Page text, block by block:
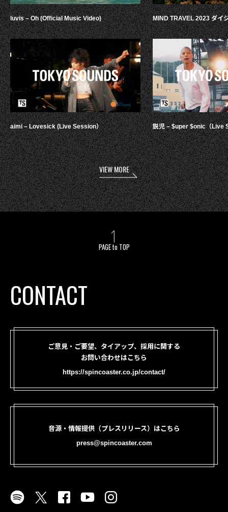
luvis – Oh (Official Music Video)
aimi – Lovesick (Live Session）
MIND TRAVEL 2023 ダイ
鋭児 – $uper $onic（Live
VIEW MORE
PAGE to TOP
CONTACT
ご意見・ご要望、タイアップ、採用に関する
お問い合わせはこちら
https://spincoaster.co.jp/contact/
音源・情報提供（プレスリリース）はこちら
press@spincoaster.com